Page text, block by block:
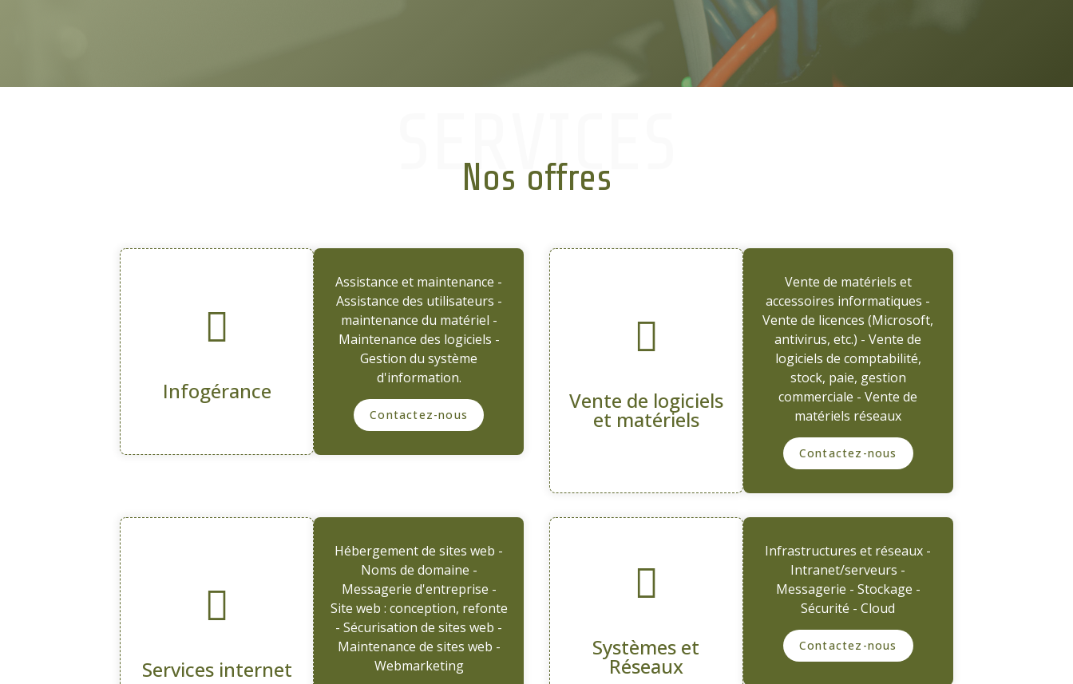
CONTACTEZ-NOUS
SERVICES
Nos offres
Infogérance
Assistance et maintenance -
Assistance des utilisateurs -
maintenance du matériel -
Maintenance des logiciels -
Gestion du système
d'information.
Contactez-nous
Vente de logiciels
et matériels
Vente de matériels et
accessoires informatiques -
Vente de licences (Microsoft,
antivirus, etc.) - Vente de
logiciels de comptabilité,
stock, paie, gestion
commerciale - Vente de
matériels réseaux
Contactez-nous
Services internet
Hébergement de sites web -
Noms de domaine -
Messagerie d'entreprise -
Site web : conception, refonte
- Sécurisation de sites web -
Maintenance de sites web -
Webmarketing
Systèmes et
Réseaux
Infrastructures et réseaux -
Intranet/serveurs -
Messagerie - Stockage -
Sécurité - Cloud
Contactez-nous